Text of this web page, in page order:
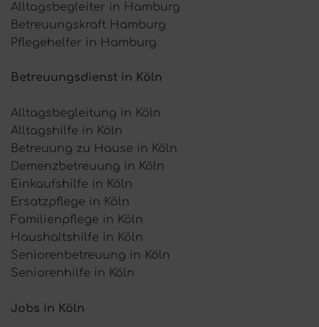
Alltagsbegleiter in Hamburg
Betreuungskraft Hamburg
Pflegehelfer in Hamburg
Betreuungsdienst in Köln
Alltagsbegleitung in Köln
Alltagshilfe in Köln
Betreuung zu Hause in Köln
Demenzbetreuung in Köln
Einkaufshilfe in Köln
Ersatzpflege in Köln
Familienpflege in Köln
Haushaltshilfe in Köln
Seniorenbetreuung in Köln
Seniorenhilfe in Köln
Jobs in Köln